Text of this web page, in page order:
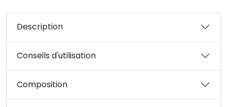
Description
Conseils d'utilisation
Composition